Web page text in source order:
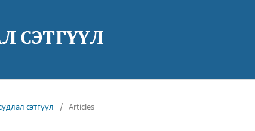
сэтгүүл / Articles